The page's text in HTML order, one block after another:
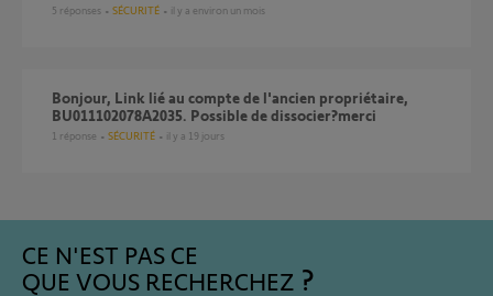
5 réponses SÉCURITÉ il y a environ un mois
Bonjour, Link lié au compte de l'ancien propriétaire,
BU011102078A2035. Possible de dissocier?merci
1 réponse SÉCURITÉ il y a 19 jours
CE N'EST PAS CE
QUE VOUS RECHERCHEZ